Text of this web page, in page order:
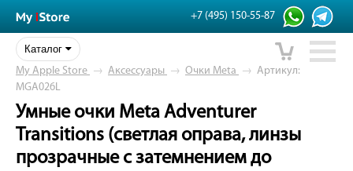
+7 (495) 150-55-87
Каталог
My Apple Store → Аксессуары → Очки Meta → Артикул:
MGA026L
Умные очки Meta Adventurer
Transitions (светлая оправа, линзы
прозрачные с затемнением до